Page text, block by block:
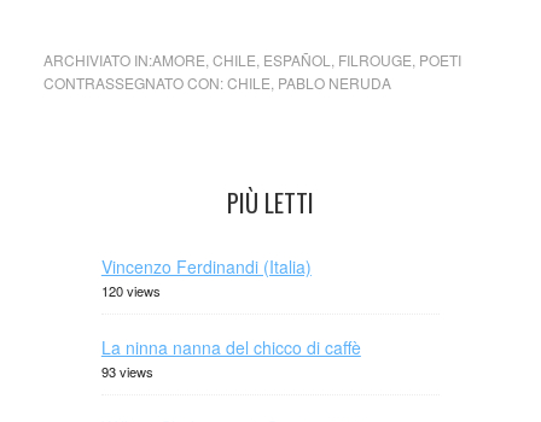
ARCHIVIATO IN:AMORE CHILE ESPAÑOL FILROUGE POETI
CONTRASSEGNATO CON:CHILE PABLO NERUDA
PIÙ LETTI
Vincenzo Ferdinandi (Italia)
120 views
La ninna nanna del chicco di caffè
93 views